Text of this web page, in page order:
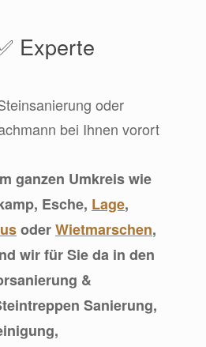
Experte
oder
bei Ihnen vorort
ganzen Umkreis wie
Esche, Lage,
oderWietmarschen,
wir für Sie da in den
&
Sanierung,